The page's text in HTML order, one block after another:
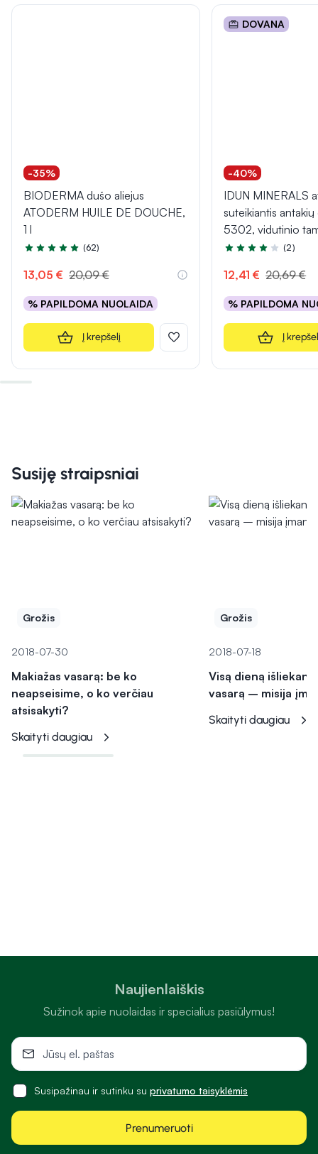
-35%
BIODERMA dušo aliejus
ATODERM HUILE DE DOUCHE,
1 l
Įvertinimas 5.0 iš 5
(62)
13,05 € 20,09 €
% PAPILDOMA NUOLAIDA
Į krepšelį
DOVANA
-40%
IDUN MINERALS
suteikiantis antakių
5302, vidutinio
Įvertinimas 3.5 iš 5
(2)
12,41 € 20,69 €
% PAPILDOMA
Į
Susiję straipsniai
Grožis
2018-07-30
Makiažas vasarą: be ko
neapseisime, o ko verčiau
atsisakyti?
Skaityti daugiau
Grožis
2018-07-18
Visą dieną
vasarą – misija
Skaityti daugiau
Naujienlaiškis
Sužinok apie nuolaidas ir specialius pasiūlymus!
Susipažinau ir sutinku su privatumo taisyklėmis
Prenumeruoti